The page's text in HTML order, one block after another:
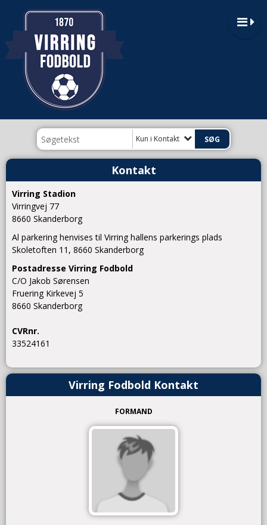
Kun i Kontakt
Kontakt
Virring Stadion
Virringvej 77
8660 Skanderborg
Al parkering henvises til Virring hallens parkerings plads
Skoletoften 11, 8660 Skanderborg
Postadresse Virring Fodbold
C/O Jakob Sørensen
Fruering Kirkevej 5
8660 Skanderborg
CVRnr.
33524161
Virring Fodbold Kontakt
FORMAND